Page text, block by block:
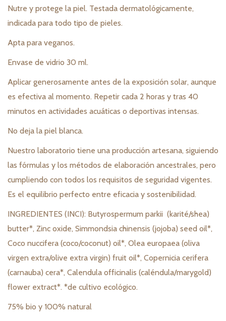
Nutre y protege la piel. Testada dermatológicamente,
indicada para todo tipo de pieles.
Apta para veganos.
Envase de vidrio 30 ml.
Aplicar generosamente antes de la exposición solar, aunque
es efectiva al momento. Repetir cada 2 horas y tras 40
minutos en actividades acuáticas o deportivas intensas.
No deja la piel blanca.
Nuestro laboratorio tiene una producción artesana, siguiendo
las fórmulas y los métodos de elaboración ancestrales, pero
cumpliendo con todos los requisitos de seguridad vigentes.
Es el equilibrio perfecto entre eficacia y sostenibilidad.
INGREDIENTES (INCI): Butyrospermum parkii (karité/shea)
butter*, Zinc oxide, Simmondsia chinensis (jojoba) seed oil*,
Coco nuccifera (coco/coconut) oil*, Olea europaea (oliva
virgen extra/olive extra virgin) fruit oil*, Copernicia cerifera
(carnauba) cera*, Calendula officinalis (caléndula/marygold)
flower extract*. *de cultivo ecológico.
75% bio y 100% natural